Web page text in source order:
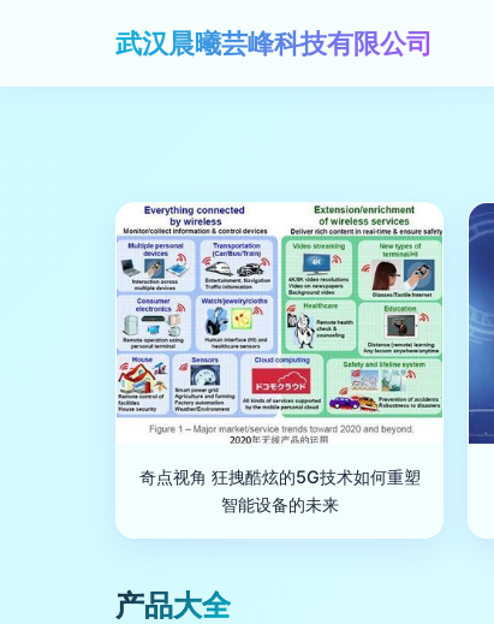
武汉晨曦芸峰科技有限公司
奇点视角 狂拽酷炫的5G技术如何重塑
智能设备的未来
产品大全